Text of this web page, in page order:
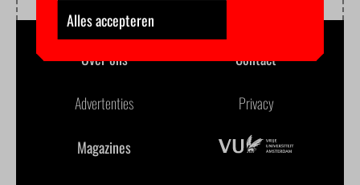
Over ons Contact
Advertenties Privacy
Magazines
Alles accepteren